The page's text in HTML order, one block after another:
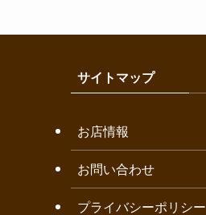
サイトマップ
お店情報
お問い合わせ
プライバシーポリシー